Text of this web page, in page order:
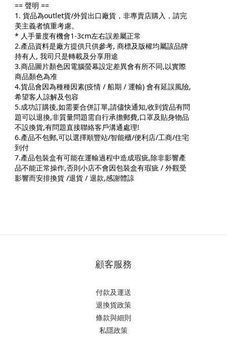
== 聲明 ==
1. 貨品為outlet貨/外貿出口廠貨，非專賣店購入，請完
美主義者慎重考慮。
* 人手量度有機會1-3cm左右誤差屬正常
2.產品資料是廠方提供只供參考, 商標及版權均屬該品牌
持有人, 我司只是轉載及分享用途
3.商品圖片顏色因電腦螢幕設定差異會有所不同,以實際
商品顏色為准
4.貨品會因為種種因素(疫情 / 船期 / 運輸) 會有延誤風險,
希望客人諒解及包容
5.成功訂購後,如需要合併訂單,請儘快通知,收到貨品有問
題可以退換,非質量問題需自行承擔郵費,口罩及貼身物品
不設換貨,有問題直接聯絡客戶溝通處理!
6.產品不包郵,可以選擇順豐站/智能櫃/便利店/工商/住宅
到付
7.產品包裝盒有可能在運輸過程中造成瑕疵,除非影響產
品不能正常操作,否則小店不會因包裝盒有瑕疵 / 外觀受
影響而安排換貨 /退貨 / 退款,感謝體諒
顧客服務
付款及運送
退換貨政策
條款與細則
私隱政策